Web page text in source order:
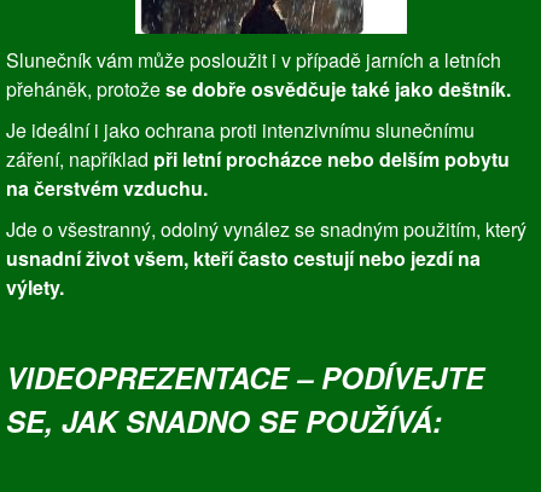
Slunečník vám může posloužit i v případě jarních a letních
přeháněk, protožese dobře osvědčuje také jako deštník.
Je ideální i jako ochrana proti intenzivnímu slunečnímu
záření, například při letní procházce nebo delším pobytu
na čerstvém vzduchu.
Jde o všestranný, odolný vynález se snadným použitím, který
usnadní život všem, kteří často cestují nebo jezdí na
výlety.
VIDEOPREZENTACE – PODÍVEJTE
SE, JAK SNADNO SE POUŽÍVÁ: